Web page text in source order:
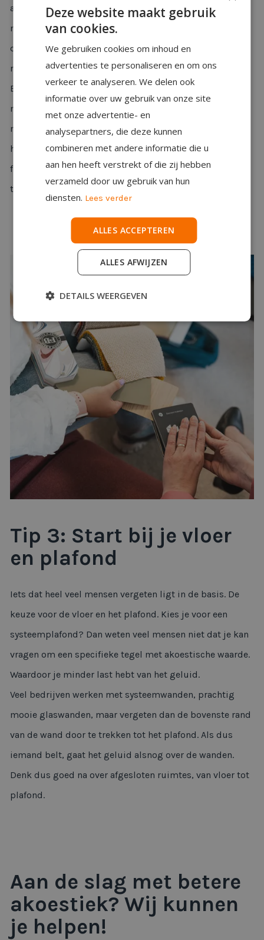
andere kant van het pand zijn? Bel je de gehele dag? Of
moet je juist de hele dag gefocust zitten? Op basis van
deze informatie houden we tijdens het ontwerpen
rekening met de akoestiek binnen jouw kantoor.
Bijvoorbeeld door te bepalen waar wel of niet een tapijt
moet komen te liggen en dus ook waar welke persoon
moet zitten. Dit om ruis bij andere collega’s weg te
halen. Als je dagelijks in de financiën duikt is het niet
fijn om naast een collega te zitten die de hele dag loopt
te bellen ;).
Tip 3: Start bij je vloer
en plafond
Iets dat heel veel mensen vergeten ligt in de basis. De
keuze voor de vloer en het plafond. Kies je voor een
systeemplafond? Dan weten veel mensen niet dat je kan
vragen om een specifieke tegel met akoestische waarde.
Waardoor je minder last hebt van het geluid.
Veel bedrijven werken met systeemwanden, prachtig
mooie glaswanden, maar vergeten dan de bovenste rand
van de wand door te trekken tot het plafond. Als dus
iemand belt, gaat het geluid alsnog over de wanden.
Denk dus goed na over afgesloten ruimtes, van vloer tot
plafond.
Aan de slag met betere
akoestiek? Wij kunnen
je helpen!
Deze website maakt gebruik
van cookies.
We gebruiken cookies om inhoud en
advertenties te personaliseren en om ons
verkeer te analyseren. We delen ook
informatie over uw gebruik van onze site
met onze advertentie- en
analysepartners, die deze kunnen
combineren met andere informatie die u
aan hen heeft verstrekt of die zij hebben
verzameld door uw gebruik van hun
diensten. Lees verder
ALLES ACCEPTEREN
ALLES AFWIJZEN
DETAILS WEERGEVEN